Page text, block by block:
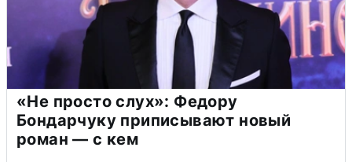
«Не просто слух»: Федору
Бондарчуку приписывают новый
роман — с кем